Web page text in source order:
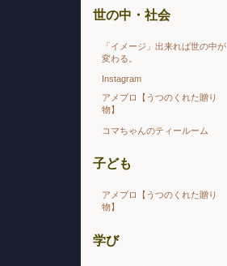
世の中・社会
「イメージ」出来れば世の中が
変わる。
Instagram
アメブロ【うつのくれた贈り
物】
コマちゃんのティールーム
子ども
アメブロ【うつのくれた贈り
物】
学び